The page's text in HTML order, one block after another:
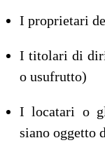
I proprietari
I titolari di
o usufrutto)
I locatari o
siano oggetto